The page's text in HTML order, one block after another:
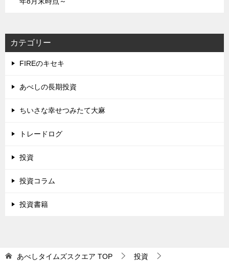
カテゴリー
FIREのキセキ
あべしの長期投資
ちいさな幸せつみたて大麻
トレードログ
投資
投資コラム
投資書籍
あべしタイムズスクエア TOP 投資